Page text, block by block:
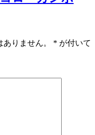
りません。 * が付いて